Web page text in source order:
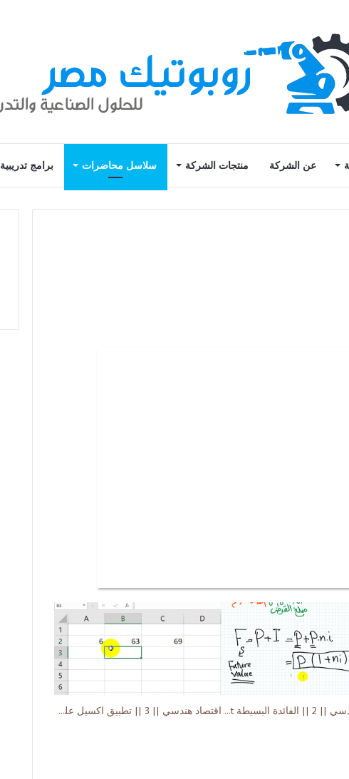
عن الشركة منتجات الشركة سلاسل محاضرات برامج تدريبية
اقتصاد هندسي || 2 || الفائدة البسيطة Simple Interest اقتصاد هندسي || 3 || تطبيق اكسيل علي الفائدة البسيطة